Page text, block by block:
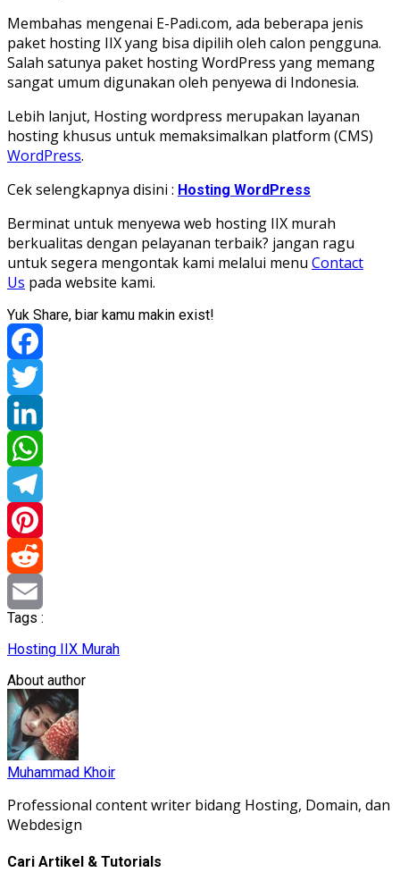
Membahas mengenai E-Padi.com, ada beberapa jenis
paket hosting IIX yang bisa dipilih oleh calon pengguna.
Salah satunya paket hosting WordPress yang memang
sangat umum digunakan oleh penyewa di Indonesia.
Lebih lanjut, Hosting wordpress merupakan layanan
hosting khusus untuk memaksimalkan platform (CMS)
WordPress.
Cek selengkapnya disini : Hosting WordPress
Berminat untuk menyewa web hosting IIX murah
berkualitas dengan pelayanan terbaik? jangan ragu
untuk segera mengontak kami melalui menu Contact
Us pada website kami.
Yuk Share, biar kamu makin exist!
Facebook
Twitter
LinkedIn
WhatsApp
Telegram
Pinterest
Reddit
Email
Tags :
Hosting IIX Murah
About author
Muhammad Khoir
Professional content writer bidang Hosting, Domain, dan
Webdesign
Cari Artikel & Tutorials